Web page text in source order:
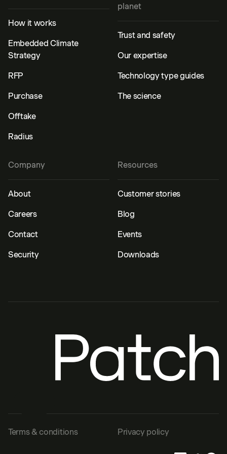
How it works
Embedded Climate
Strategy
RFP
Purchase
Offtake
Radius
planet
Trust and safety
Our expertise
Technology type guides
The science
Resources
Customer stories
Blog
Events
Downloads
Company
About
Careers
Contact
Security
Terms & conditions Privacy policy